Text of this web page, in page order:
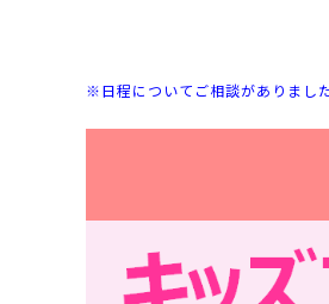
※日程についてご相談がありまし